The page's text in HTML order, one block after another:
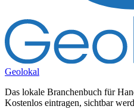
Geolokal
Das lokale Branchenbuch für
Kostenlos eintragen, sichtbar